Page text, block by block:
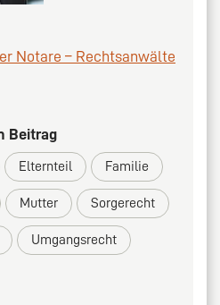
Notare – Rechtsanwälte
Beitrag
Elternteil Familie
Mutter Sorgerecht
Umgangsrecht